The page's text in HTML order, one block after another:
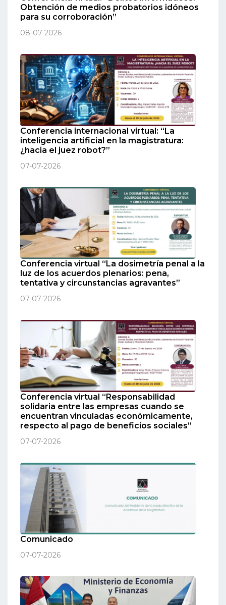
Obtención de medios probatorios idóneos
para su corroboración”
08-07-2026
Conferencia internacional virtual: “La
inteligencia artificial en la magistratura:
¿hacia el juez robot?”
07-07-2026
Conferencia virtual “La dosimetría penal a la
luz de los acuerdos plenarios: pena,
tentativa y circunstancias agravantes”
07-07-2026
Conferencia virtual “Responsabilidad
solidaria entre las empresas cuando se
encuentran vinculadas económicamente,
respecto al pago de beneficios sociales”
07-07-2026
Comunicado
07-07-2026